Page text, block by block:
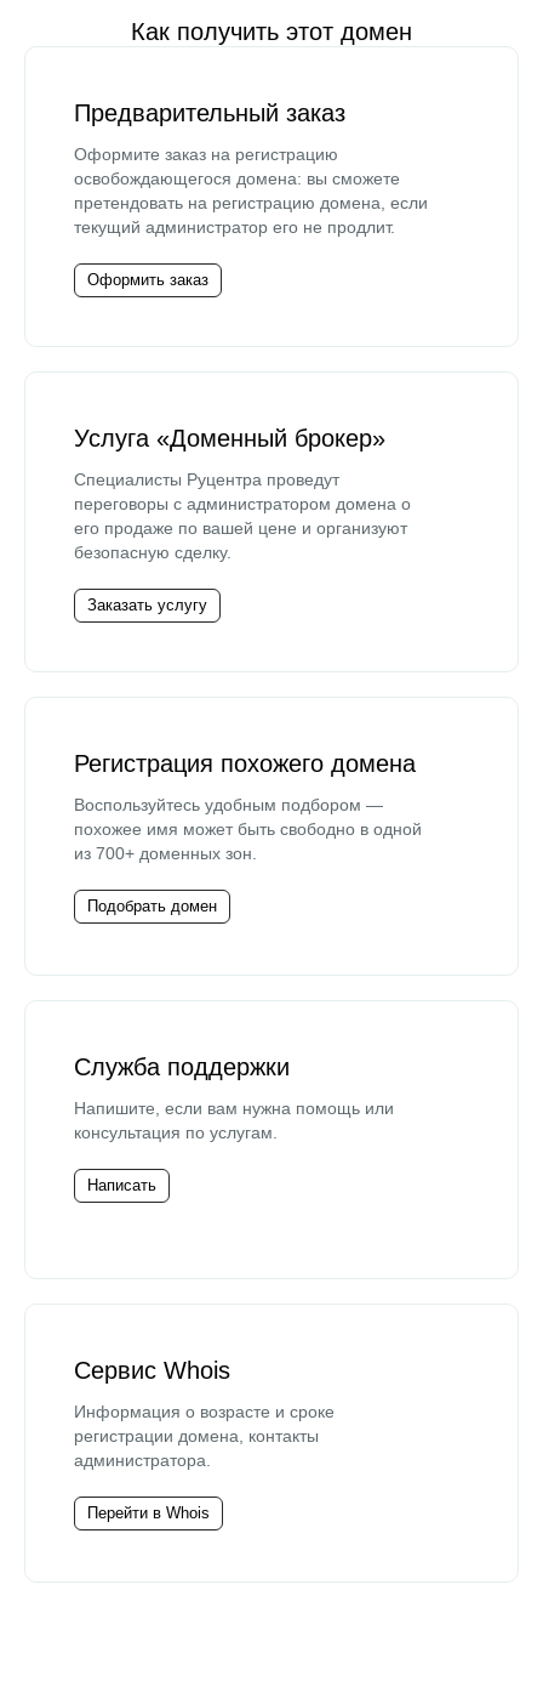
Как получить этот домен
Предварительный заказ
Оформите заказ на регистрацию
освобождающегося домена: вы сможете
претендовать на регистрацию домена, если
текущий администратор его не продлит.
Оформить заказ
Услуга «Доменный брокер»
Специалисты Руцентра проведут
переговоры с администратором домена о
его продаже по вашей цене и организуют
безопасную сделку.
Заказать услугу
Регистрация похожего домена
Воспользуйтесь удобным подбором —
похожее имя может быть свободно в одной
из 700+ доменных зон.
Подобрать домен
Служба поддержки
Напишите, если вам нужна помощь или
консультация по услугам.
Написать
Сервис Whois
Информация о возрасте и сроке
регистрации домена, контакты
администратора.
Перейти в Whois